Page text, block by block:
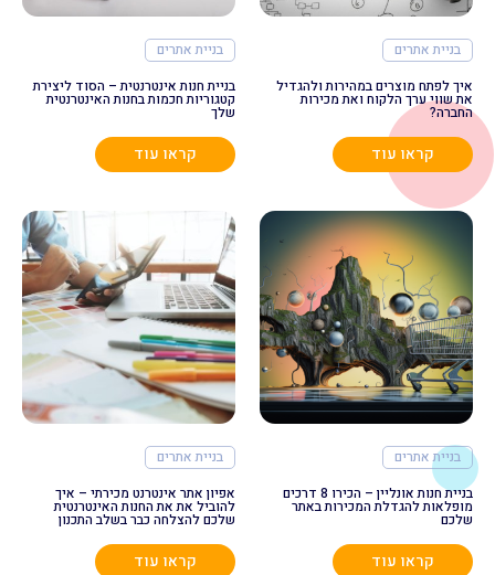
בניית אתרים
איך לפתח מוצרים במהירות ולהגדיל
את שווי ערך הלקוח ואת מכירות
החברה?
קראו עוד
בניית אתרים
בניית חנות אינטרנטית – הסוד ליצירת
קטגוריות חכמות בחנות האינטרנטית
שלך
קראו עוד
בניית אתרים
בניית חנות אונליין – הכירו 8 דרכים
מופלאות להגדלת המכירות באתר
שלכם
קראו עוד
בניית אתרים
אפיון אתר אינטרנט מכירתי – איך
להוביל את את החנות האינטרנטית
שלכם להצלחה כבר בשלב התכנון
קראו עוד